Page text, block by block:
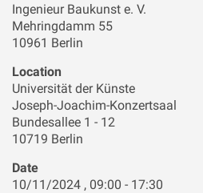
Ingenieur Baukunst e. V.
Mehringdamm 55
10961 Berlin
Location
Universität der Künste
Joseph-Joachim-Konzertsaal
Bundesallee 1 - 12
10719 Berlin
Date
10/11/2024 , 09:00 - 17:30